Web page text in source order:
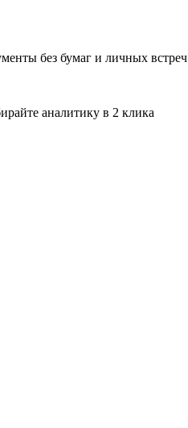
без бумаг и личных встреч
аналитику в 2 клика